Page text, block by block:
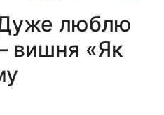
Дуже люблю
вишня «Як